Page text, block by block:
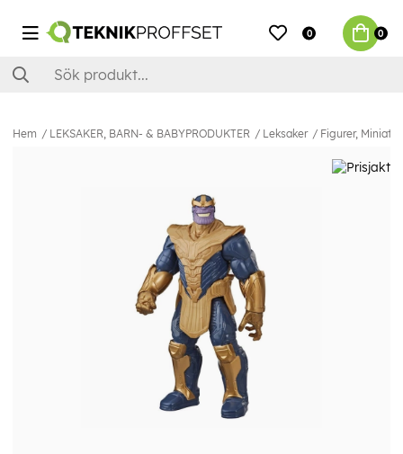
0 0
Hem LEKSAKER, BARN- & BABYPRODUKTER Leksaker Figurer,